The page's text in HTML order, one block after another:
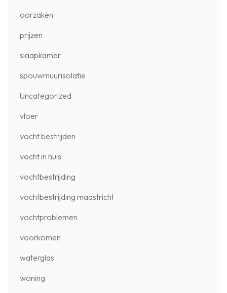
oorzaken
prijzen
slaapkamer
spouwmuurisolatie
Uncategorized
vloer
vocht bestrijden
vocht in huis
vochtbestrijding
vochtbestrijding maastricht
vochtproblemen
voorkomen
waterglas
woning